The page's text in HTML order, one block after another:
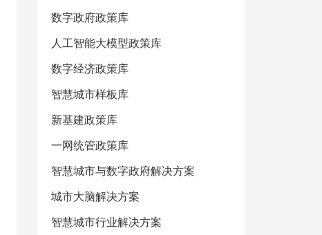
数字政府政策库
人工智能大模型政策库
数字经济政策库
智慧城市样板库
新基建政策库
一网统管政策库
智慧城市与数字政府解决方案
城市大脑解决方案
智慧城市行业解决方案